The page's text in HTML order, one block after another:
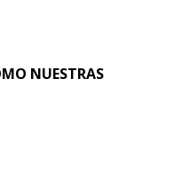
NUESTRAS